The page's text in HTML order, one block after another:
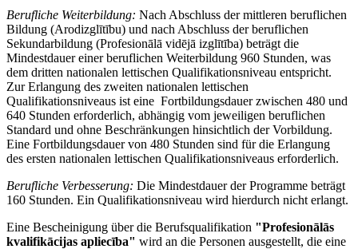
Berufliche Weiterbildung: Nach Abschluss der mittleren beruflichen
Bildung (Arodizglītību) und nach Abschluss der beruflichen
Sekundarbildung (Profesionālā vidējā izglītība) beträgt die
Mindestdauer einer beruflichen Weiterbildung 960 Stunden, was
dem dritten nationalen lettischen Qualifikationsniveau entspricht.
Zur Erlangung des zweiten nationalen lettischen
Qualifikationsniveaus ist eine Fortbildungsdauer zwischen 480 und
640 Stunden erforderlich, abhängig vom jeweiligen beruflichen
Standard und ohne Beschränkungen hinsichtlich der Vorbildung.
Eine Fortbildungsdauer von 480 Stunden sind für die Erlangung
des ersten nationalen lettischen Qualifikationsniveaus erforderlich.
Berufliche Verbesserung: Die Mindestdauer der Programme beträgt
160 Stunden. Ein Qualifikationsniveau wird hierdurch nicht erlangt.
Eine Bescheinigung über die Berufsqualifikation "Profesionālās
kvalifikācijas apliecība" wird an die Personen ausgestellt, die eine